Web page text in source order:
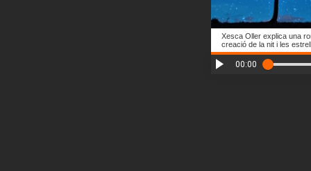
Xesca Oller explica una
creació de la nit i les
00:00